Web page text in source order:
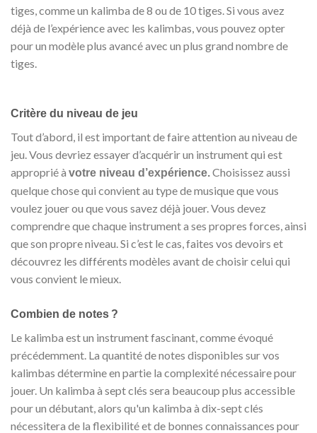
tiges, comme un kalimba de 8 ou de 10 tiges. Si vous avez
déjà de l’expérience avec les kalimbas, vous pouvez opter
pour un modèle plus avancé avec un plus grand nombre de
tiges.
Critère du niveau de jeu
Tout d’abord, il est important de faire attention au niveau de
jeu. Vous devriez essayer d’acquérir un instrument qui est
approprié à votre niveau d’expérience.Choisissez aussi
quelque chose qui convient au type de musique que vous
voulez jouer ou que vous savez déjà jouer. Vous devez
comprendre que chaque instrument a ses propres forces, ainsi
que son propre niveau. Si c’est le cas, faites vos devoirs et
découvrez les différents modèles avant de choisir celui qui
vous convient le mieux.
Combien de notes ?
Le kalimba est un instrument fascinant, comme évoqué
précédemment. La quantité de notes disponibles sur vos
kalimbas détermine en partie la complexité nécessaire pour
jouer. Un kalimba à sept clés sera beaucoup plus accessible
pour un débutant, alors qu'un kalimba à dix-sept clés
nécessitera de la flexibilité et de bonnes connaissances pour